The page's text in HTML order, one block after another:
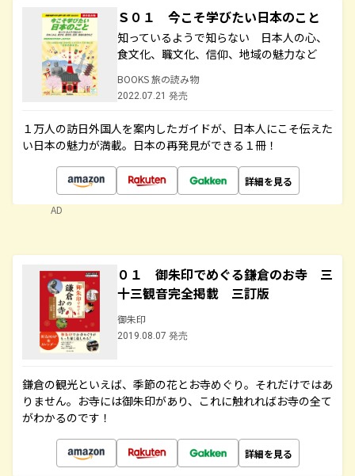
Ｓ０１ 今こそ学びたい日本のこと
知っているようで知らない 日本人の心、
食文化、職文化、信仰、地域の魅力など
BOOKS 旅の読み物
2022.07.21 発売
１万人の訪日外国人を案内したガイドが、日本人にこそ伝えた
い日本の魅力が満載。日本の再発見ができる１冊！
詳細を見る
AD
０１ 御朱印でめぐる鎌倉のお寺 三
十三観音完全掲載 三訂版
御朱印
2019.08.07 発売
鎌倉の観光といえば、季節の花とお寺めぐり。それだけではあ
りません。お寺には御朱印があり、これに触れればお寺の全て
がわかるのです！
詳細を見る